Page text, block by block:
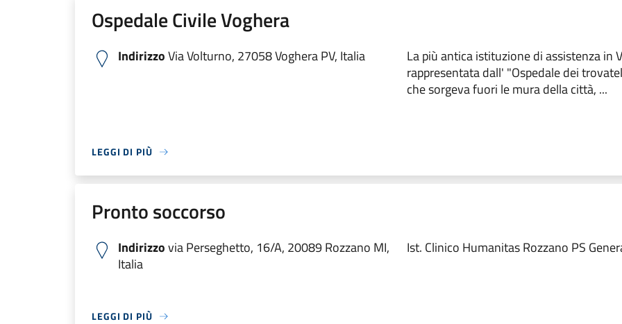
Ospedale Civile Voghera
IndirizzoVia Volturno, 27058 Voghera PV, Italia
La più antica istituzione di assistenza in
rappresentata dall' "Ospedale dei
che sorgeva fuori le mura della città, ...
LEGGI DI PIÙ
Pronto soccorso
Indirizzovia Perseghetto, 16/A, 20089 Rozzano MI,
Italia
Ist. Clinico Humanitas Rozzano PS
LEGGI DI PIÙ